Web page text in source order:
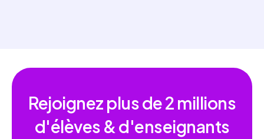
Rejoignez plus de2 millions
d'élèves & d'enseignants